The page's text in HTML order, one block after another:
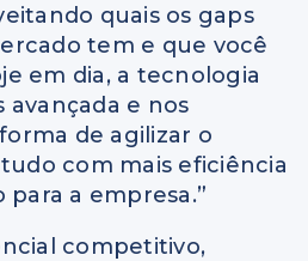
quais os gaps
tem e que você
em dia, a tecnologia
avançada e nos
de agilizar o
com mais eficiência
a empresa.”
competitivo,